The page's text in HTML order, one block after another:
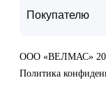
Покупателю
ООО «ВЕЛМАС»
Политика